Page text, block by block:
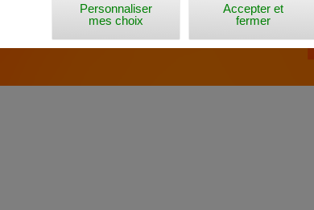
Personnaliser
mes choix
Accepter et
fermer